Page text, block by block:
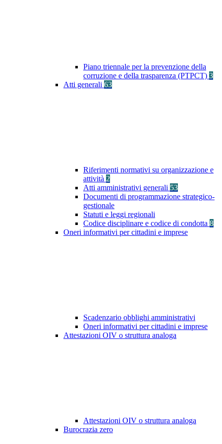
Piano triennale per la prevenzione della
corruzione e della trasparenza (PTPCT) 3
Atti generali 63
Riferimenti normativi su organizzazione e
attività 2
Atti amministrativi generali 53
Documenti di programmazione strategico-
gestionale
Statuti e leggi regionali
Codice disciplinare e codice di condotta 8
Oneri informativi per cittadini e imprese
Scadenzario obblighi amministrativi
Oneri informativi per cittadini e imprese
Attestazioni OIV o struttura analoga
Attestazioni OIV o struttura analoga
Burocrazia zero